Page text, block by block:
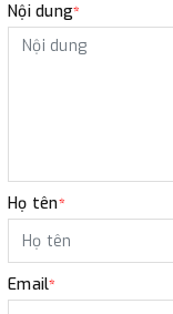
Nội dung*
Họ tên*
Email*